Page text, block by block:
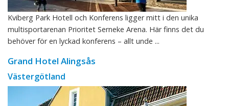
Kviberg Park Hotell och Konferens ligger mitt i den unika
multisportarenan Prioritet Serneke Arena. Här finns det du
behöver för en lyckad konferens – allt unde ...
Grand Hotel Alingsås
Västergötland